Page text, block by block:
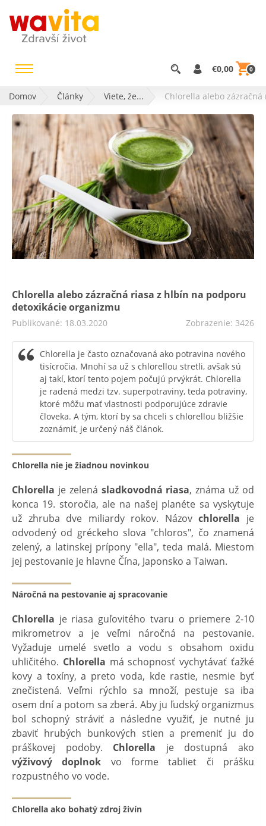
€0,00 0
Domov Články Viete, že... Chlorella alebo
Chlorella alebo zázračná riasa z hlbín na podporu
detoxikácie organizmu
Publikované: 18.03.2020 Zobrazenie: 3426
Chlorella je často označovaná ako potravina nového
tisícročia. Mnohí sa už s chlorellou stretli, avšak sú
aj takí, ktorí tento pojem počujú prvýkrát. Chlorella
je radená medzi tzv. superpotraviny, teda potraviny,
ktoré môžu mať vlastnosti podporujúce zdravie
človeka. A tým, ktorí by sa chceli s chlorellou bližšie
zoznámiť, je určený náš článok.
Chlorella nie je žiadnou novinkou
Chlorella je zelená sladkovodná riasa, známa už od
konca 19. storočia, ale na našej planéte sa vyskytuje
už zhruba dve miliardy rokov. Názovchlorella je
odvodený od gréckeho slova "chloros", čo znamená
zelený, a latinskej prípony "ella", teda malá. Miestom
jej pestovanie je hlavne Čína, Japonsko a Taiwan.
Náročná na pestovanie aj spracovanie
Chlorella je riasa guľovitého tvaru o priemere 2-10
mikrometrov a je veľmi náročná na pestovanie.
Vyžaduje umelé svetlo a vodu s obsahom oxidu
uhličitého. Chlorella má schopnosť vychytávať ťažké
kovy a toxíny, a preto voda, kde rastie, nesmie byť
znečistená. Veľmi rýchlo sa množí, pestuje sa iba
osem dní a potom sa zberá. Aby ju ľudský organizmus
bol schopný stráviť a následne využiť, je nutné ju
zbaviť hrubých bunkových stien a premeniť ju do
práškovej podoby. Chlorella je dostupná ako
výživový doplnok vo forme tabliet či prášku
rozpustného vo vode.
Chlorella ako bohatý zdroj živín